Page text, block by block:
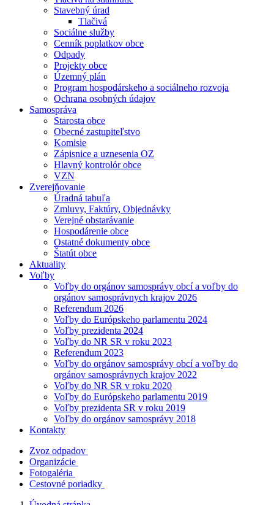
Stavebný úrad
Tlačivá
Sociálne služby
Cenník poplatkov obce
Odpady
Projekty obce
Územný plán
Program hospodárskeho a sociálneho rozvoja
Ochrana osobných údajov
Samospráva
Starosta obce
Obecné zastupiteľstvo
Komisie
Zápisnice a uznesenia OZ
Hlavný kontrolór obce
VZN
Zverejňovanie
Úradná tabuľa
Zmluvy, Faktúry, Objednávky
Verejné obstarávanie
Hospodárenie obce
Ostatné dokumenty obce
Štatút obce
Aktuality
Voľby
Voľby do orgánov samosprávy obcí a voľby do
orgánov samosprávnych krajov 2026
Referendum 2026
Voľby do Európskeho parlamentu 2024
Voľby prezidenta 2024
Voľby do NR SR v roku 2023
Referendum 2023
Voľby do orgánov samosprávy obcí a voľby do
orgánov samosprávnych krajov 2022
Voľby do NR SR v roku 2020
Voľby do Európskeho parlamentu 2019
Voľby prezidenta SR v roku 2019
Voľby do orgánov samosprávy 2018
Kontakty
Zvoz odpadov
Organizácie
Fotogaléria
Cestovné poriadky